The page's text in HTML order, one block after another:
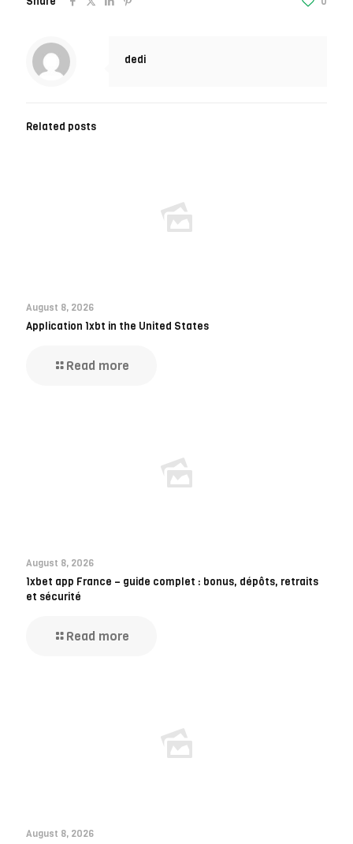
dedi
Related posts
August 8, 2026
Application 1xbt in the United States
Read more
August 8, 2026
1xbet app France – guide complet : bonus, dépôts, retraits
et sécurité
Read more
August 8, 2026